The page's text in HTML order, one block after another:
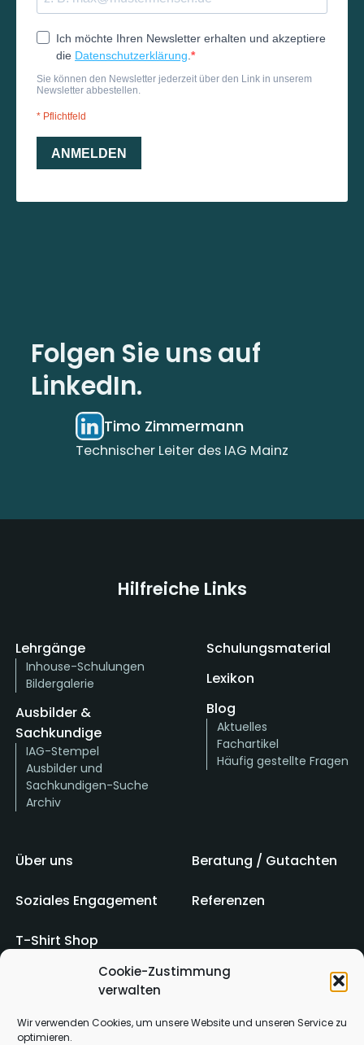
Cookie-Zustimmung
verwalten
Wir verwenden Cookies, um unsere Website und unseren Service zu
optimieren.
Folgen Sie uns auf
LinkedIn.
Timo Zimmermann
Technischer Leiter des IAG Mainz
Hilfreiche Links
Lehrgänge
Inhouse-Schulungen
Bildergalerie
Ausbilder &
Sachkundige
IAG-Stempel
Ausbilder und
Sachkundigen-Suche
Archiv
Schulungsmaterial
Lexikon
Blog
Aktuelles
Fachartikel
Häufig gestellte Fragen
Über uns Beratung / Gutachten
Soziales Engagement Referenzen
T-Shirt Shop
Impressum AGB